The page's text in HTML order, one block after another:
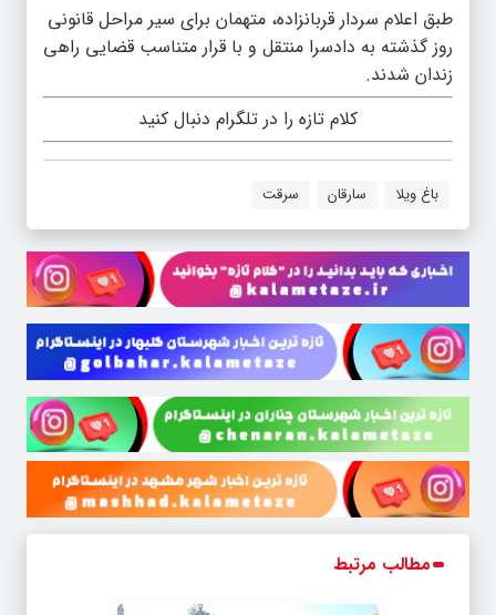
طبق اعلام سردار قربانزاده، متهمان برای سیر مراحل قانونی
روز گذشته به دادسرا منتقل و با قرار متناسب قضایی راهی
زندان شدند.
کلام تازه را در تلگرام دنبال کنید
باغ ویلا سارقان سرقت
مطالب مرتبط